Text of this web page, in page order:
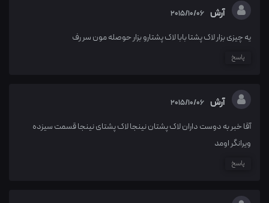
آرش 2015/10/06
یه چیزی بزار لاک پشتا بابا لاک پشتارو بزار حوصله مون سر رف
پاسخ
آرش 2015/10/06
آقا خبر به دوست داران لاک پشتان نینجا لاک پشتای نینجا قسمت سیزده
ویرانگر اومد
پاسخ